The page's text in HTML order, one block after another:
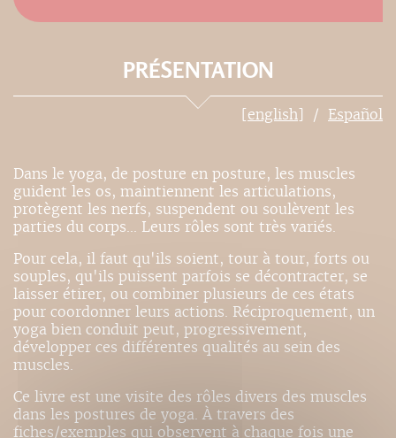
PRÉSENTATION
[english] Español
Dans le yoga, de posture en posture, les muscles
guident les os, maintiennent les articulations,
protègent les nerfs, suspendent ou soulèvent les
parties du corps... Leurs rôles sont très variés.
Pour cela, il faut qu'ils soient, tour à tour, forts ou
souples, qu'ils puissent parfois se décontracter, se
laisser étirer, ou combiner plusieurs de ces états
pour coordonner leurs actions. Réciproquement, un
yoga bien conduit peut, progressivement,
développer ces différentes qualités au sein des
muscles.
Ce livre est une visite des rôles divers des muscles
dans les postures de yoga. À travers des
fiches/exemples qui observent à chaque fois une